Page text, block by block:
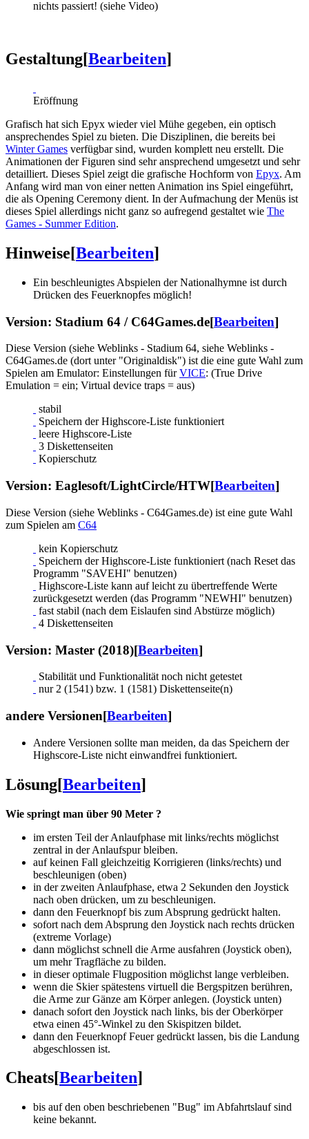
nichts passiert! (siehe Video)
Gestaltung[Bearbeiten]
Eröffnung
Grafisch hat sich Epyx wieder viel Mühe gegeben, ein optisch
ansprechendes Spiel zu bieten. Die Disziplinen, die bereits bei
Winter Games verfügbar sind, wurden komplett neu erstellt. Die
Animationen der Figuren sind sehr ansprechend umgesetzt und sehr
detailliert. Dieses Spiel zeigt die grafische Hochform von Epyx. Am
Anfang wird man von einer netten Animation ins Spiel eingeführt,
die als Opening Ceremony dient. In der Aufmachung der Menüs ist
dieses Spiel allerdings nicht ganz so aufregend gestaltet wie The
Games - Summer Edition.
Hinweise[Bearbeiten]
Ein beschleunigtes Abspielen der Nationalhymne ist durch
Drücken des Feuerknopfes möglich!
Version: Stadium 64 / C64Games.de[Bearbeiten]
Diese Version (siehe Weblinks - Stadium 64, siehe Weblinks -
C64Games.de (dort unter "Originaldisk") ist die eine gute Wahl zum
Spielen am Emulator: Einstellungen fürVICE: (True Drive
Emulation = ein; Virtual device traps = aus)
stabil
Speichern der Highscore-Liste funktioniert
leere Highscore-Liste
3 Diskettenseiten
Kopierschutz
Version: Eaglesoft/LightCircle/HTW[Bearbeiten]
Diese Version (siehe Weblinks - C64Games.de) ist eine gute Wahl
zum Spielen am C64
kein Kopierschutz
Speichern der Highscore-Liste funktioniert (nach Reset das
Programm "SAVEHI" benutzen)
Highscore-Liste kann auf leicht zu übertreffende Werte
zurückgesetzt werden (das Programm "NEWHI" benutzen)
fast stabil (nach dem Eislaufen sind Abstürze möglich)
4 Diskettenseiten
Version: Master (2018)[Bearbeiten]
Stabilität und Funktionalität noch nicht getestet
nur 2 (1541) bzw. 1 (1581) Diskettenseite(n)
andere Versionen[Bearbeiten]
Andere Versionen sollte man meiden, da das Speichern der
Highscore-Liste nicht einwandfrei funktioniert.
Lösung[Bearbeiten]
Wie springt man über 90 Meter ?
im ersten Teil der Anlaufphase mit links/rechts möglichst
zentral in der Anlaufspur bleiben.
auf keinen Fall gleichzeitig Korrigieren (links/rechts) und
beschleunigen (oben)
in der zweiten Anlaufphase, etwa 2 Sekunden den Joystick
nach oben drücken, um zu beschleunigen.
dann den Feuerknopf bis zum Absprung gedrückt halten.
sofort nach dem Absprung den Joystick nach rechts drücken
(extreme Vorlage)
dann möglichst schnell die Arme ausfahren (Joystick oben),
um mehr Tragfläche zu bilden.
in dieser optimale Flugposition möglichst lange verbleiben.
wenn die Skier spätestens virtuell die Bergspitzen berühren,
die Arme zur Gänze am Körper anlegen. (Joystick unten)
danach sofort den Joystick nach links, bis der Oberkörper
etwa einen 45°-Winkel zu den Skispitzen bildet.
dann den Feuerknopf Feuer gedrückt lassen, bis die Landung
abgeschlossen ist.
Cheats[Bearbeiten]
bis auf den oben beschriebenen "Bug" im Abfahrtslauf sind
keine bekannt.